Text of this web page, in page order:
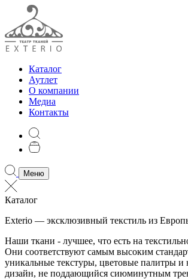
Каталог
Аутлет
О компании
Медиа
Контакты
Меню
Каталог
Exterio — эксклюзивный текстиль из
Наши ткани - лучшее, что есть на
Они соответствуют самым высоким
уникальные текстуры, цветовые палитры
дизайн, не поддающийся сиюминутным